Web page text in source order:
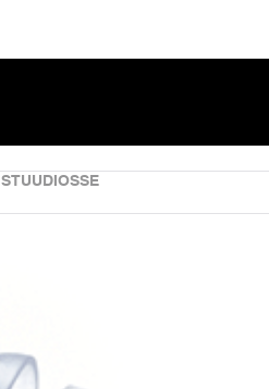
STUUDIOSSE